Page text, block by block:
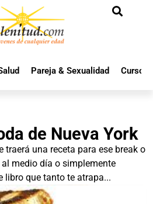
Pareja & Sexualidad Cursos
de Nueva York
traerá una receta para ese break o
medio día o simplemente
libro que tanto te atrapa...